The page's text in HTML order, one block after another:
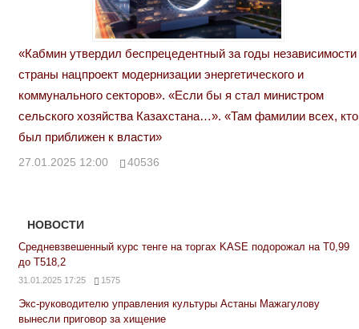
«Кабмин утвердил беспрецедентный за годы независимости
страны нацпроект модернизации энергетического и
коммунального секторов». «Если бы я стал министром
сельского хозяйства Казахстана…». «Там фамилии всех, кто
был приближен к власти»
27.01.2025 12:00 40536
НОВОСТИ
Средневзвешенный курс тенге на торгах KASE подорожал на Т0,99
до Т518,2
31.01.2025 17:25 1575
Экс-руководителю управления культуры Астаны Мажагулову
вынесли приговор за хищение